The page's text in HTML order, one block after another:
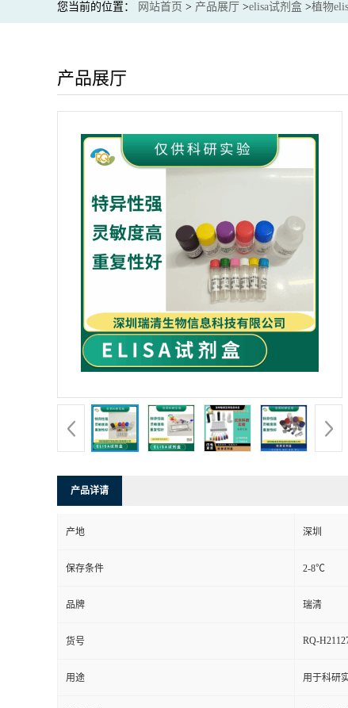
您当前的位置： 网站首页 > 产品展厅 >elisa试剂盒 >植物
产品展厅
产品详请
产地 深圳
保存条件 2-8℃
品牌 瑞清
货号 RQ-
用途 用于科研